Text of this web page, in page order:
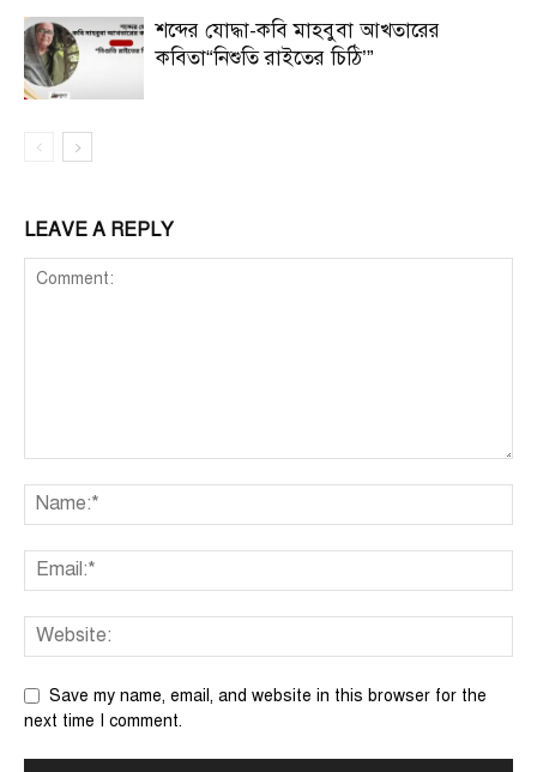
শব্দের যোদ্ধা-কবি মাহবুবা আখতারের
কবিতা“নিশুতি রাইতের চিঠি’”
LEAVE A REPLY
Save my name, email, and website in this browser for the
next time I comment.